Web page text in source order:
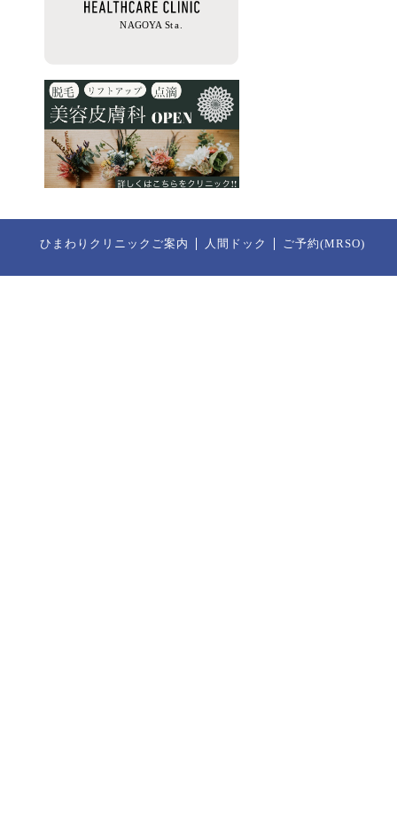
ひまわりクリニックご案内 人間ドック ご予約(MRSO)